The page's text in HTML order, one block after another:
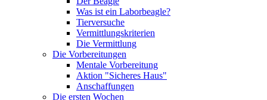
Was ist ein Laborbeagle?
Tierversuche
Vermittlungskriterien
Die Vermittlung
Die Vorbereitungen
Mentale Vorbereitung
Aktion "Sicheres Haus"
Anschaffungen
Die ersten Wochen